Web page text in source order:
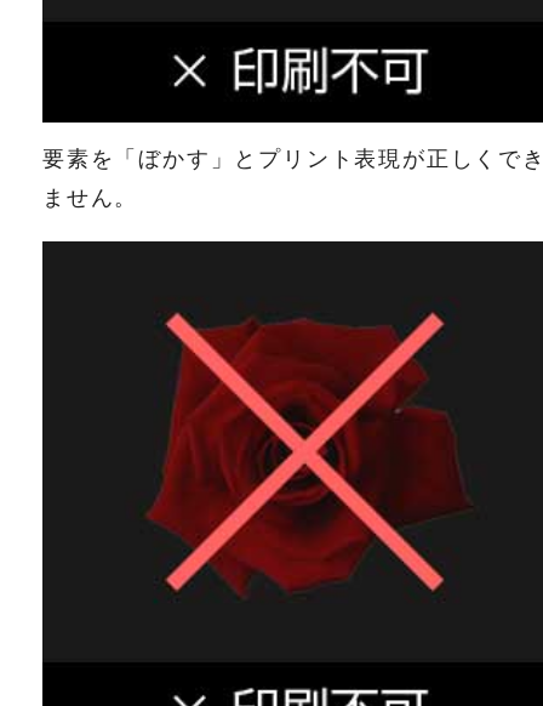
要素を「ぼかす」とプリント表現が正しくで
ません。